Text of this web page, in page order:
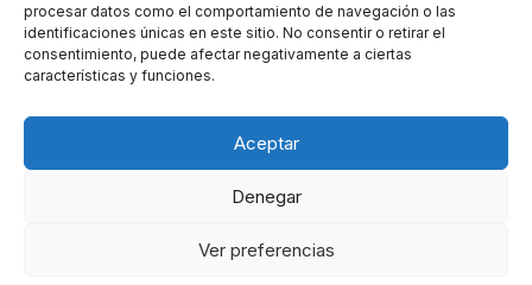
procesar datos como el comportamiento de navegación o las
identificaciones únicas en este sitio. No consentir o retirar el
consentimiento, puede afectar negativamente a ciertas
características y funciones.
Aceptar
Denegar
Ver preferencias
Punto Vuela Mengíbar
STEM
© 2026 Punto Vuela Mengíbar